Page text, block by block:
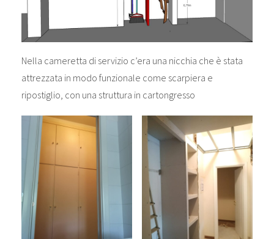
Nella cameretta di servizio c’era una nicchia che è stata
attrezzata in modo funzionale come scarpiera e
ripostiglio, con una struttura in cartongresso